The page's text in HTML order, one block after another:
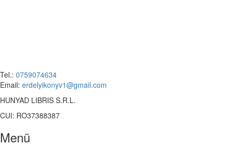
Tel.: 0759074634
Email: erdelyikonyv1@gmail.com
HUNYAD LIBRIS S.R.L.
CUI: RO37388387
Menü